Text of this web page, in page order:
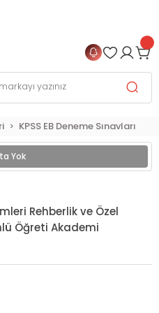
KPSS EB Deneme Sınavları
Yok
Rehberlik ve Özel
Öğreti Akademi